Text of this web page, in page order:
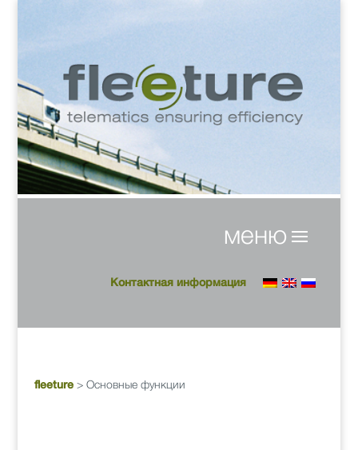
Контактная информация
fleeture> Основные функции